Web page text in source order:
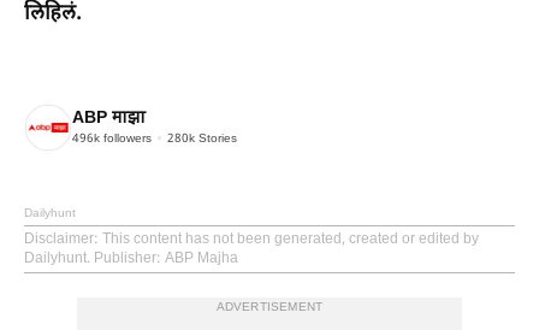
लिहिलं.
ABP माझा
496k followers 280k Stories
Dailyhunt
Disclaimer: This content has not been generated, created or edited by
Dailyhunt. Publisher: ABP Majha
ADVERTISEMENT